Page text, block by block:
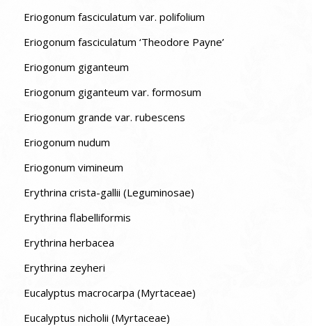
Eriogonum fasciculatum var. polifolium
Eriogonum fasciculatum ‘Theodore Payne’
Eriogonum giganteum
Eriogonum giganteum var. formosum
Eriogonum grande var. rubescens
Eriogonum nudum
Eriogonum vimineum
Erythrina crista-gallii (Leguminosae)
Erythrina flabelliformis
Erythrina herbacea
Erythrina zeyheri
Eucalyptus macrocarpa (Myrtaceae)
Eucalyptus nicholii (Myrtaceae)